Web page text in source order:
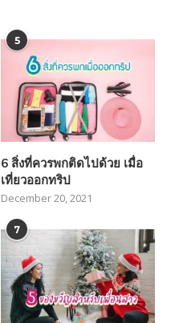
5
6 สิ่งที่ควรพกติดไปด้วย เมื่อ
เที่ยวออกทริป
December 20, 2021
7